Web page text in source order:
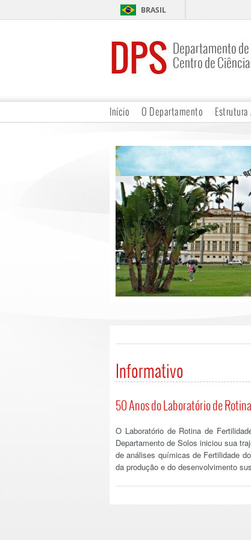
BRASIL
DPS Departamento
Centro de
Início O Departamento
Informativo
50 Anos do Laboratório de
O Laboratório de Rotina de
Departamento de Solos iniciou sua
de análises químicas de Fertilidade
da produção e do desenvolvimento